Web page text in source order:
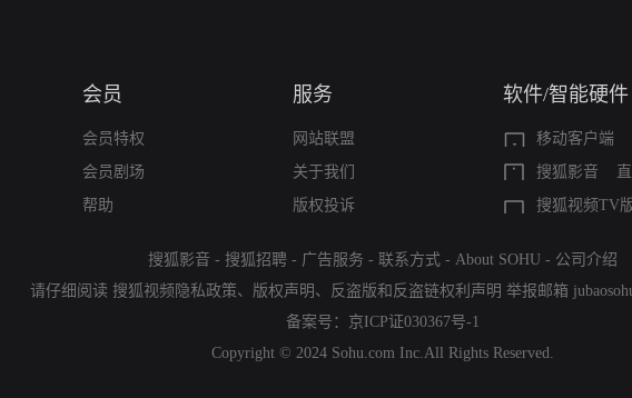
会员
会员特权
会员剧场
帮助
服务
网站联盟
关于我们
版权投诉
软件/智能硬件
移动客户端
搜狐影音
搜狐视频TV
搜狐影音 - 搜狐招聘 - 广告服务 - 联系方式 - About SOHU - 公司介绍
请仔细阅读 搜狐视频隐私政策、 版权声明 、 反盗版和反盗链权利声明 举报邮箱
备案号： 京ICP证030367号-1
Copyright © 2024 Sohu.com Inc.All Rights Reserved.